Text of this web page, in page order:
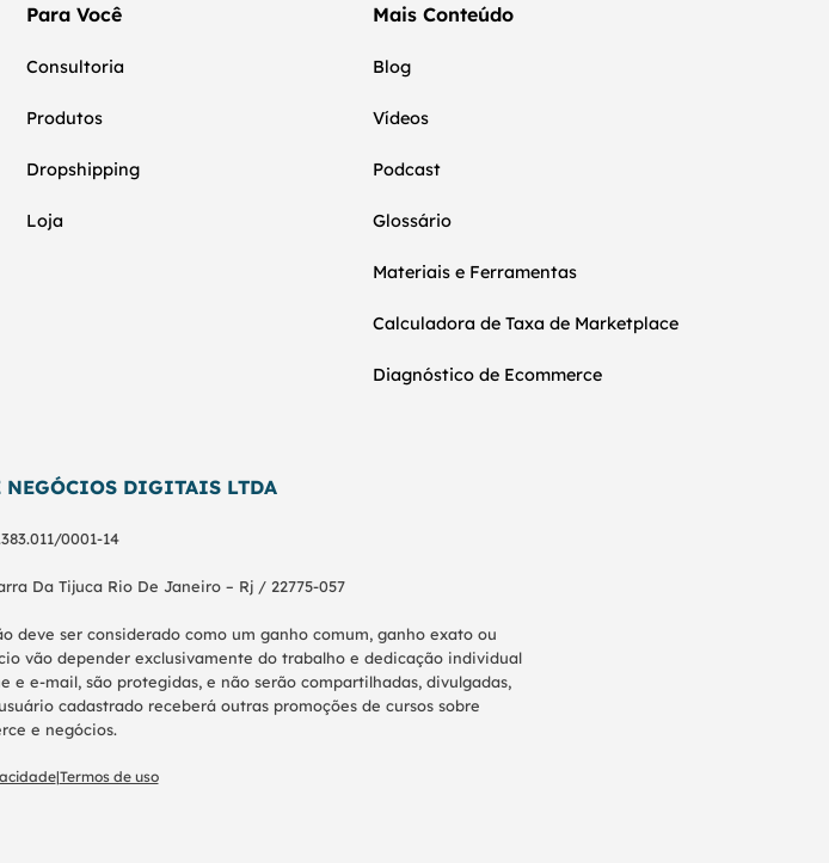
Para Você
Consultoria
Produtos
Dropshipping
Loja
Mais Conteúdo
Blog
Vídeos
Podcast
Glossário
Materiais e Ferramentas
Calculadora de Taxa de Marketplace
Diagnóstico de Ecommerce
NEGÓCIOS DIGITAIS LTDA
0001-14
Da Tijuca Rio De Janeiro – Rj / 22775-057
deve ser considerado como um ganho comum, ganho exato ou
vão depender exclusivamente do trabalho e dedicação individual
e e-mail, são protegidas, e não serão compartilhadas, divulgadas,
cadastrado receberá outras promoções de cursos sobre
e negócios.
|Termos de uso